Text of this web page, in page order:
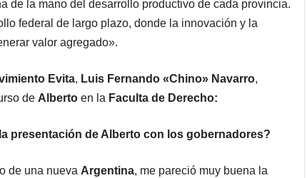
de la mano del desarrollo productivo de cada provincia.
federal de largo plazo, donde la innovación y la
valor agregado».
Evita, Luis Fernando «Chino» Navarro,
de Albertoen la Faculta de Derecho:
presentación de Alberto con los gobernadores?
de una nueva Argentina, me pareció muy buena la